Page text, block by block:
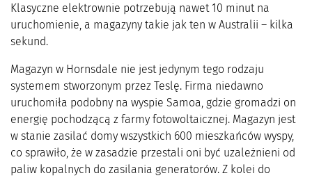
Klasyczne elektrownie potrzebują nawet 10 minut na
uruchomienie, a magazyny takie jak ten w Australii – kilka
sekund.
Magazyn w Hornsdale nie jest jedynym tego rodzaju
systemem stworzonym przez Teslę. Firma niedawno
uruchomiła podobny na wyspie Samoa, gdzie gromadzi on
energię pochodzącą z farmy fotowoltaicznej. Magazyn jest
w stanie zasilać domy wszystkich 600 mieszkańców wyspy,
co sprawiło, że w zasadzie przestali oni być uzależnieni od
paliw kopalnych do zasilania generatorów. Z kolei do